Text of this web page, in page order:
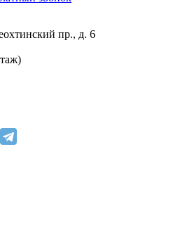
пр., д. 6